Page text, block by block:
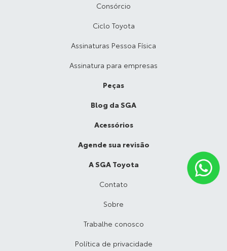
Consórcio
Ciclo Toyota
Assinaturas Pessoa Física
Assinatura para empresas
Peças
Blog da SGA
Acessórios
Agende sua revisão
A SGA Toyota
Contato
Sobre
Trabalhe conosco
Política de privacidade